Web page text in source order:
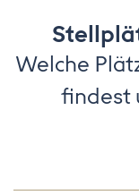
Welche
findest